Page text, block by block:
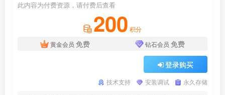
此内容为付费资源，请付费后查看
200 积分
黄金会员 免费 钻石会员 免费
登录购买
技术支持 安装调试 永久存储